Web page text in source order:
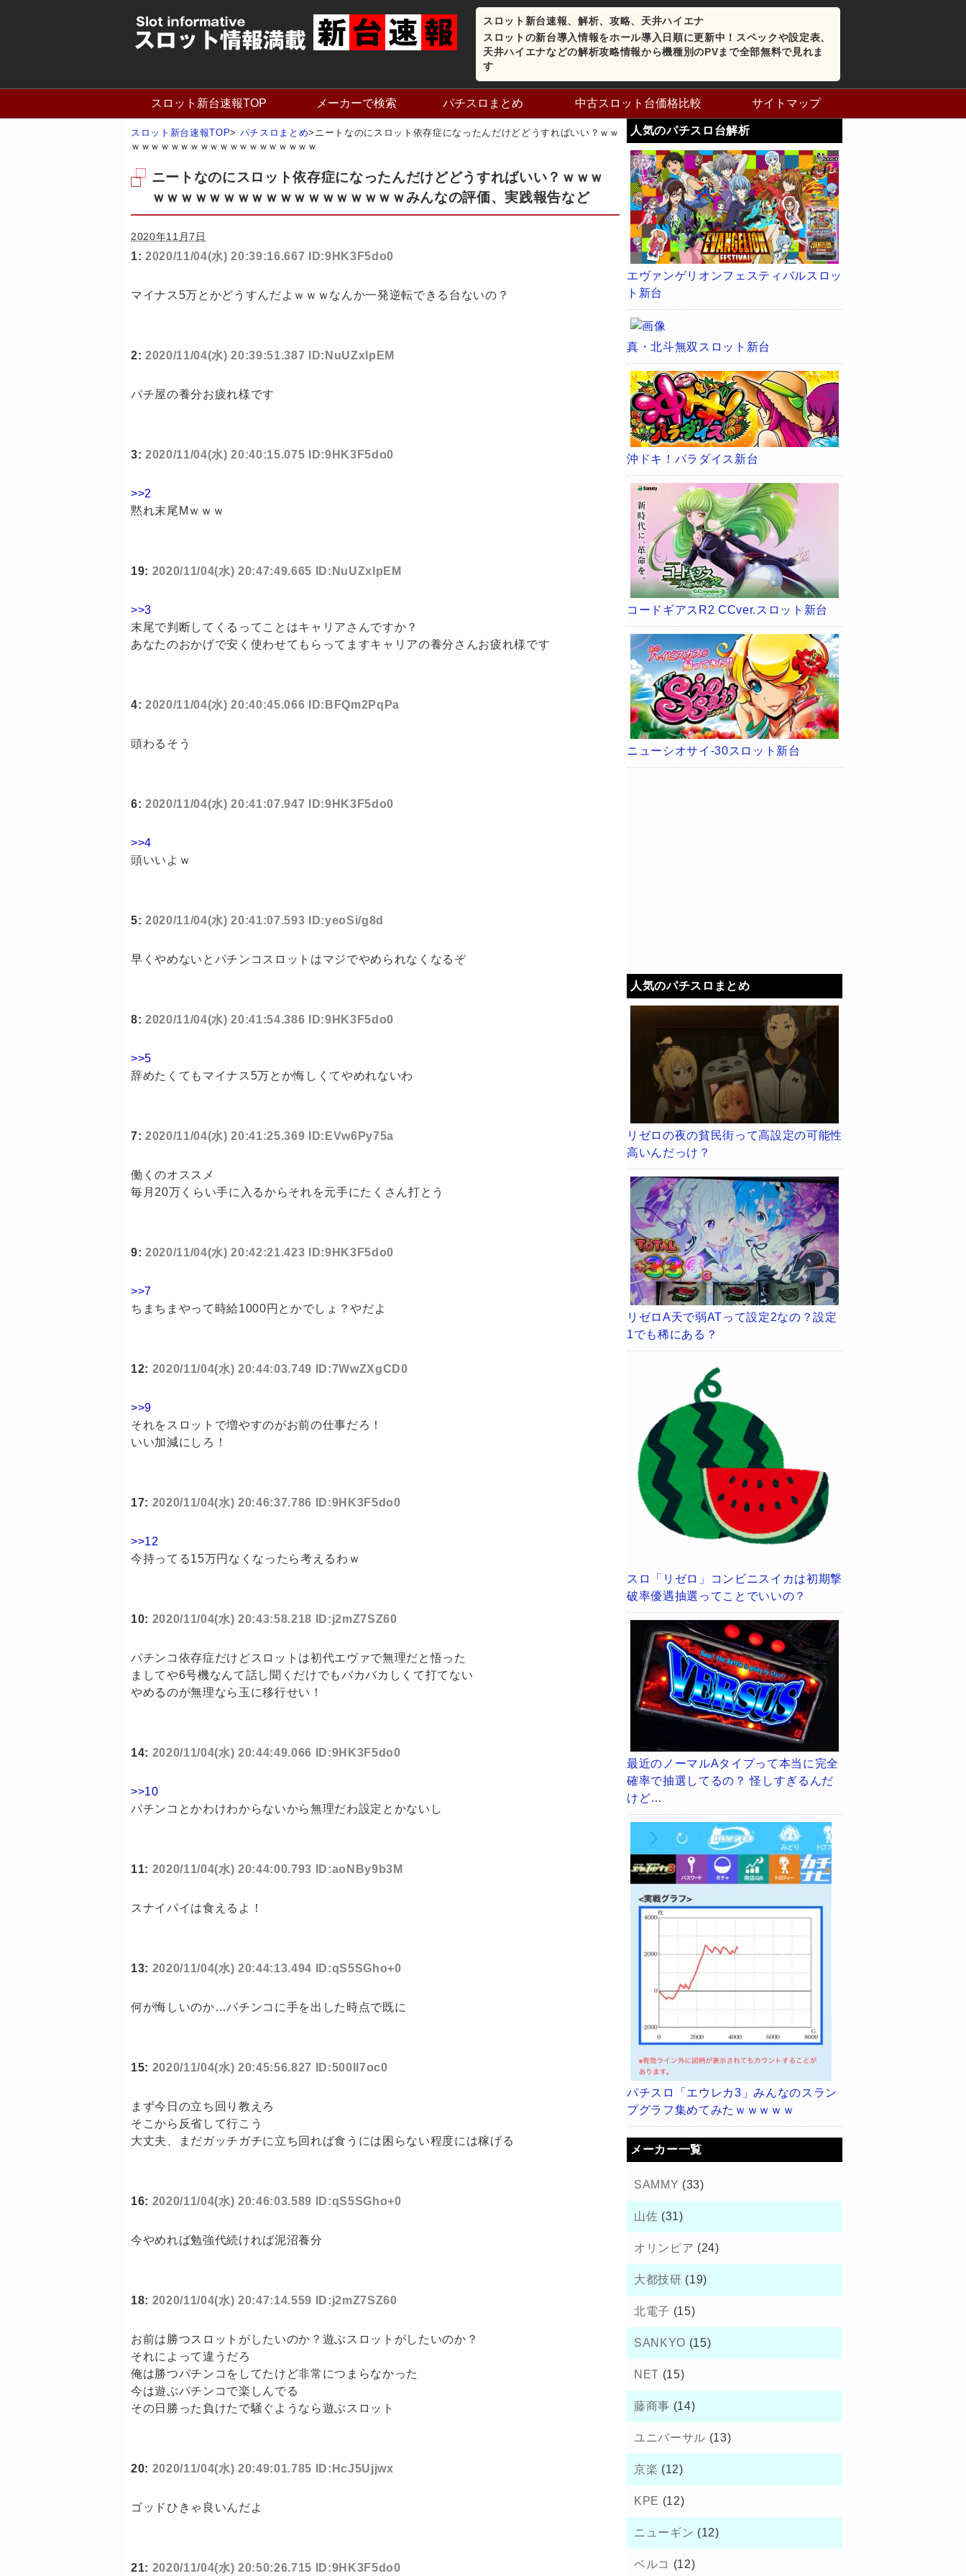
スロット新台速報、解析、攻略、天井ハイエナ
スロットの新台導入情報をホール導入日順に更新中！スペックや設定表、
天井ハイエナなどの解析攻略情報から機種別のPVまで全部無料で見れま
す
スロット新台速報TOP メーカーで検索 パチスロまとめ 中古スロット台価格比較 サイトマップ
スロット新台速報TOP> パチスロまとめ> ニートなのにスロット依存症になったんだけどどうすればいい？ｗｗ
ｗｗｗｗｗｗｗｗｗｗｗｗｗｗｗｗｗｗｗ
ニートなのにスロット依存症になったんだけどどうすればいい？ｗｗｗ
ｗｗｗｗｗｗｗｗｗｗｗｗｗｗｗｗｗｗみんなの評価、実践報告など
2020年11月7日
1: 2020/11/04(水) 20:39:16.667 ID:9HK3F5do0
マイナス5万とかどうすんだよｗｗｗなんか一発逆転できる台ないの？
2: 2020/11/04(水) 20:39:51.387 ID:NuUZxlpEM
パチ屋の養分お疲れ様です
3: 2020/11/04(水) 20:40:15.075 ID:9HK3F5do0
>>2
黙れ末尾Mｗｗｗ
19: 2020/11/04(水) 20:47:49.665 ID:NuUZxlpEM
>>3
末尾で判断してくるってことはキャリアさんですか？
あなたのおかげで安く使わせてもらってますキャリアの養分さんお疲れ様です
4: 2020/11/04(水) 20:40:45.066 ID:BFQm2PqPa
頭わるそう
6: 2020/11/04(水) 20:41:07.947 ID:9HK3F5do0
>>4
頭いいよｗ
5: 2020/11/04(水) 20:41:07.593 ID:yeoSi/g8d
早くやめないとパチンコスロットはマジでやめられなくなるぞ
8: 2020/11/04(水) 20:41:54.386 ID:9HK3F5do0
>>5
辞めたくてもマイナス5万とか悔しくてやめれないわ
7: 2020/11/04(水) 20:41:25.369 ID:EVw6Py75a
働くのオススメ
毎月20万くらい手に入るからそれを元手にたくさん打とう
9: 2020/11/04(水) 20:42:21.423 ID:9HK3F5do0
>>7
ちまちまやって時給1000円とかでしょ？やだよ
12: 2020/11/04(水) 20:44:03.749 ID:7WwZXgCD0
>>9
それをスロットで増やすのがお前の仕事だろ！
いい加減にしろ！
17: 2020/11/04(水) 20:46:37.786 ID:9HK3F5do0
>>12
今持ってる15万円なくなったら考えるわｗ
10: 2020/11/04(水) 20:43:58.218 ID:j2mZ7SZ60
パチンコ依存症だけどスロットは初代エヴァで無理だと悟った
ましてや6号機なんて話し聞くだけでもバカバカしくて打てない
やめるのが無理なら玉に移行せい！
14: 2020/11/04(水) 20:44:49.066 ID:9HK3F5do0
>>10
パチンコとかわけわからないから無理だわ設定とかないし
11: 2020/11/04(水) 20:44:00.793 ID:aoNBy9b3M
スナイパイは食えるよ！
13: 2020/11/04(水) 20:44:13.494 ID:qS5SGho+0
何が悔しいのか…パチンコに手を出した時点で既に
15: 2020/11/04(水) 20:45:56.827 ID:500Il7oc0
まず今日の立ち回り教えろ
そこから反省して行こう
大丈夫、まだガッチガチに立ち回れば食うには困らない程度には稼げる
16: 2020/11/04(水) 20:46:03.589 ID:qS5SGho+0
今やめれば勉強代続ければ泥沼養分
18: 2020/11/04(水) 20:47:14.559 ID:j2mZ7SZ60
お前は勝つスロットがしたいのか？遊ぶスロットがしたいのか？
それによって違うだろ
俺は勝つパチンコをしてたけど非常につまらなかった
今は遊ぶパチンコで楽しんでる
その日勝った負けたで騒ぐようなら遊ぶスロット
20: 2020/11/04(水) 20:49:01.785 ID:HcJ5Ujjwx
ゴッドひきゃ良いんだよ
21: 2020/11/04(水) 20:50:26.715 ID:9HK3F5do0
人気のパチスロ台解析
エヴァンゲリオンフェスティバルスロッ
ト新台
真・北斗無双スロット新台
沖ドキ！パラダイス新台
コードギアスR2 CCver.スロット新台
ニューシオサイ-30スロット新台
人気のパチスロまとめ
リゼロの夜の貧民街って高設定の可能性
高いんだっけ？
リゼロA天で弱ATって設定2なの？設定
1でも稀にある？
スロ「リゼロ」コンビニスイカは初期撃
破率優遇抽選ってことでいいの？
最近のノーマルAタイプって本当に完全
確率で抽選してるの？ 怪しすぎるんだ
けど…
パチスロ「エウレカ3」みんなのスラン
プグラフ集めてみたｗｗｗｗｗ
メーカー一覧
SAMMY (33)
山佐 (31)
オリンピア (24)
大都技研 (19)
北電子 (15)
SANKYO (15)
NET (15)
藤商事 (14)
ユニバーサル (13)
京楽 (12)
KPE (12)
ニューギン (12)
ベルコ (12)